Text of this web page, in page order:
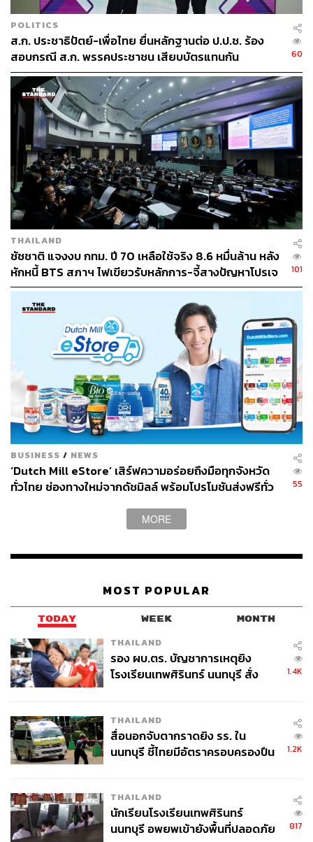
POLITICS
ส.ก. ประชาธิปัตย์-เพื่อไทย ยื่นหลักฐานต่อ ป.ป.ช. ร้อง
สอบกรณี ส.ก. พรรคประชาชน เสียบบัตรแทนกัน
60
THAILAND
ชัชชาติ แจงงบ กทม. ปี 70 เหลือใช้จริง 8.6 หมื่นล้าน หลัง
หักหนี้ BTS สภาฯ ไฟเขียวรับหลักการ-จี้สางปัญหาโปรเจ
กต์ล่าช้า
101
BUSINESS / NEWS
‘Dutch Mill eStore’ เสิร์ฟความอร่อยถึงมือทุกจังหวัด
ทั่วไทย ช่องทางใหม่จากดัชมิลล์ พร้อมโปรโมชันส่งฟรีทั่ว
เย็นตรงจากโรงงาน [ADVERTORIAL]
55
MORE
MOST POPULAR
TODAY WEEK MONTH
THAILAND
รอง ผบ.ตร. บัญชาการเหตุยิง
โรงเรียนเทพศิรินทร์ นนทบุรี สั่ง
1.4K
THAILAND
สื่อนอกจับตากราดยิง รร. ใน
นนทบุรี ชี้ไทยมีอัตราครอบครองปืน
1.2K
THAILAND
นักเรียนโรงเรียนเทพศิรินทร์
นนทบุรี อพยพเข้ายังพื้นที่ปลอดภัย
817